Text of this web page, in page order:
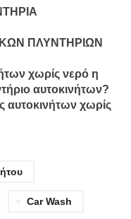
ΠΛΥΝΤΗΡΙΩΝ
χωρίς νερό η
αυτοκινήτων?
αυτοκινήτων χωρίς
Car Wash